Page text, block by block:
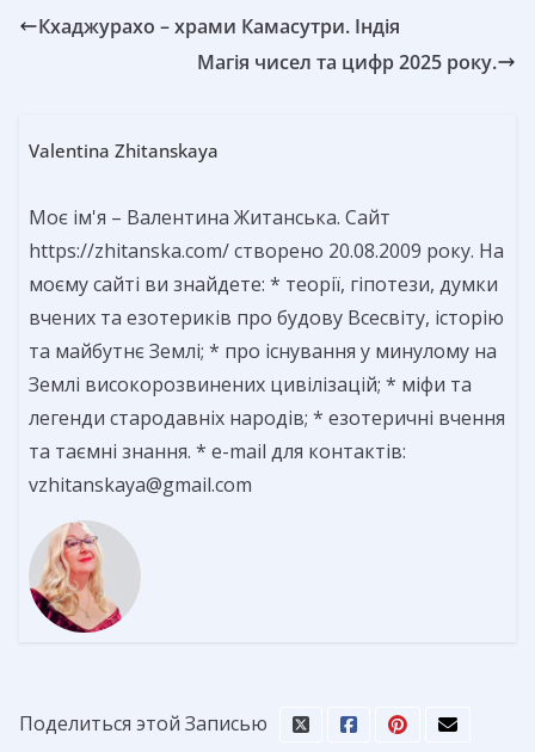
Кхаджурахо – храми Камасутри. Індія
Магія чисел та цифр 2025 року.
Valentina Zhitanskaya
Моє ім'я – Валентина Житанська. Сайт
https://zhitanska.com/ створено 20.08.2009 року. На
моєму сайті ви знайдете: * теорії, гіпотези, думки
вчених та езотериків про будову Всесвіту, історію
та майбутнє Землі; * про існування у минулому на
Землі високорозвинених цивілізацій; * міфи та
легенди стародавніх народів; * езотеричні вчення
та таємні знання. * e-mail для контактів:
vzhitanskaya@gmail.com
Поделиться этой Записью